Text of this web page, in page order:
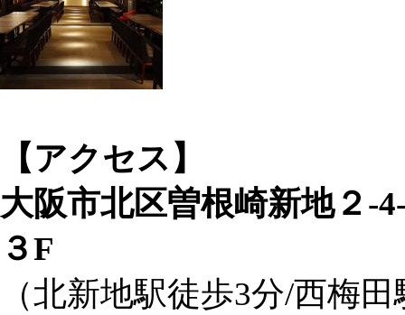
【アクセス】
大阪市北区曽根崎新地２-
３F
（北新地駅徒歩3分/西梅